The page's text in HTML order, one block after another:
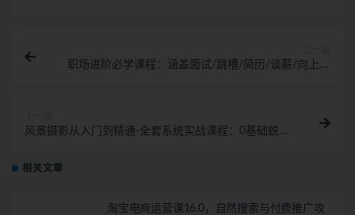
职场进阶必学课程：涵盖面试/跳槽/简历/谈薪/向上管
风景摄影从入门到精通-全套系统实战课程：0基础蜕变
相关文章
淘宝电商运营课16.0，自然搜索与付费推广攻